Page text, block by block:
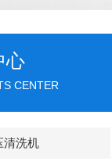
心
CENTER
清洗机